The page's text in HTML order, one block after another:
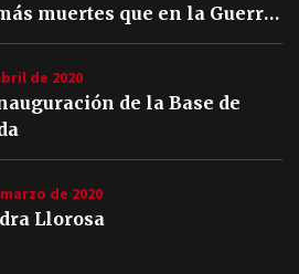
muertes que en la Guerra
de 2020
de la Base de
de 2020
Llorosa